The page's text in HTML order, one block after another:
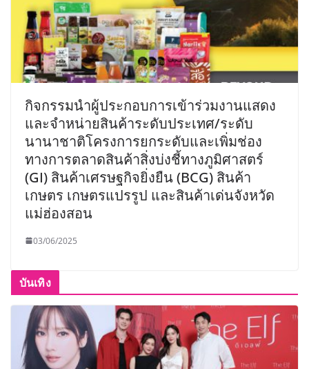
กิจกรรมนำผู้ประกอบการเข้าร่วมงานแสดง
และจำหน่ายสินค้าระดับประเทศ/ระดับ
นานาชาติโครงการยกระดับและเพิ่มช่อง
ทางการตลาดสินค้าสิ่งบ่งชี้ทางภูมิศาสตร์
(GI) สินค้าเศรษฐกิจยิ่งยืน (BCG) สินค้า
เกษตร เกษตรแปรรูป และสินค้าเด่นจังหวัด
แม่ฮ่องสอน
03/06/2025
บันเทิง